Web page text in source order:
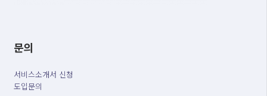
문의
서비스소개서 신청
도입문의